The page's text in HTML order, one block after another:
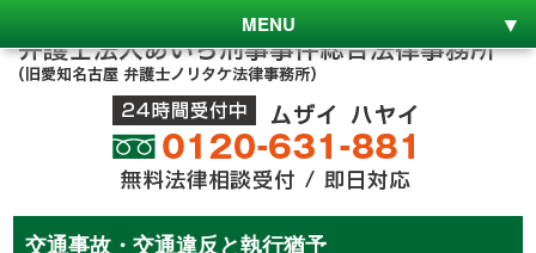
MENU
交通事故・交通違反と執行猶予